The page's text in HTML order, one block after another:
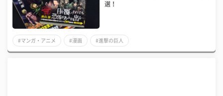
選！
#マンガ・アニメ #漫画 #進撃の巨人